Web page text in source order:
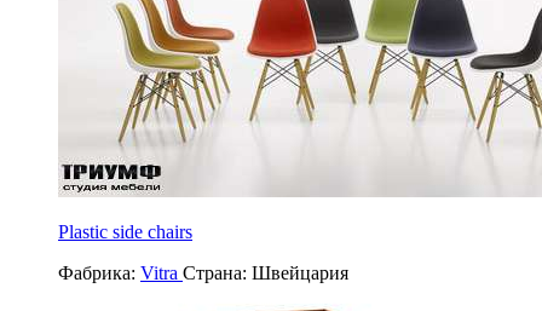
Plastic side chairs
Фабрика: Vitra Страна: Швейцария